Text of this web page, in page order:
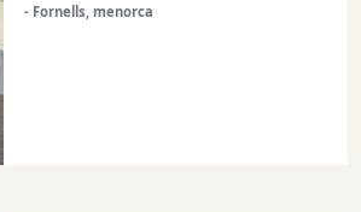
- Fornells, menorca